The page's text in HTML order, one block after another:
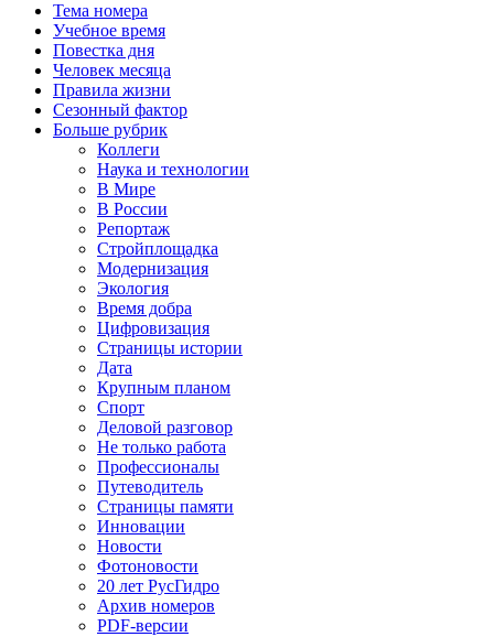
Тема номера
Учебное время
Повестка дня
Человек месяца
Правила жизни
Сезонный фактор
Больше рубрик
Коллеги
Наука и технологии
В Мире
В России
Репортаж
Стройплощадка
Модернизация
Экология
Время добра
Цифровизация
Страницы истории
Дата
Крупным планом
Спорт
Деловой разговор
Не только работа
Профессионалы
Путеводитель
Страницы памяти
Инновации
Новости
Фотоновости
20 лет РусГидро
Архив номеров
PDF-версии